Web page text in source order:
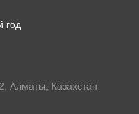
год
Алматы, Казахстан